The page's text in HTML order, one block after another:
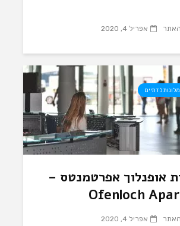
אפריל 4, 2020
מלונות לדתיים
אופנלוך אפרטמנטס –
Ofenloch
אפריל 4, 2020